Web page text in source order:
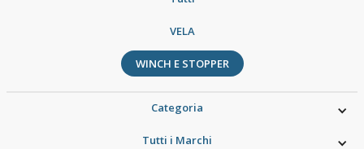
VELA
WINCH E STOPPER
Categoria
Tutti i Marchi